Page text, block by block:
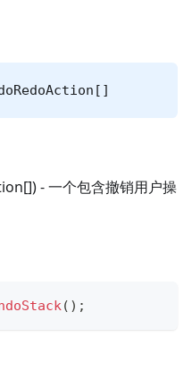
- 一个包含撤销用户操
( ) ;